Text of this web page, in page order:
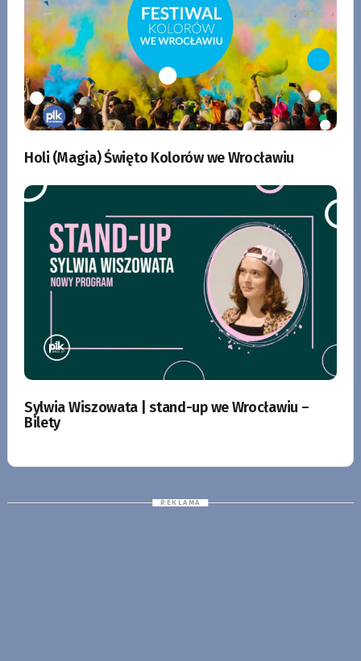
Holi (Magia) Święto Kolorów we Wrocławiu
Sylwia Wiszowata | stand-up we Wrocławiu –
Bilety